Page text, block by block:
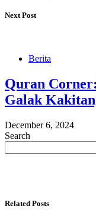
Next Post
Berita
Quran
Galak
December 6, 2024
Search
Related Posts